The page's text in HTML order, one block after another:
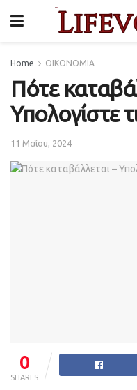
Home ΟΙΚΟΝΟΜΙΑ
Πότε
Υπολογίστε
11 Μαΐου, 2024
0
SHARES